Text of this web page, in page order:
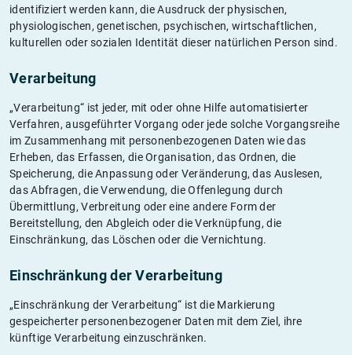
identifiziert werden kann, die Ausdruck der physischen,
physiologischen, genetischen, psychischen, wirtschaftlichen,
kulturellen oder sozialen Identität dieser natürlichen Person sind.
Verarbeitung
„Verarbeitung“ ist jeder, mit oder ohne Hilfe automatisierter
Verfahren, ausgeführter Vorgang oder jede solche Vorgangsreihe
im Zusammenhang mit personenbezogenen Daten wie das
Erheben, das Erfassen, die Organisation, das Ordnen, die
Speicherung, die Anpassung oder Veränderung, das Auslesen,
das Abfragen, die Verwendung, die Offenlegung durch
Übermittlung, Verbreitung oder eine andere Form der
Bereitstellung, den Abgleich oder die Verknüpfung, die
Einschränkung, das Löschen oder die Vernichtung.
Einschränkung der Verarbeitung
„Einschränkung der Verarbeitung“ ist die Markierung
gespeicherter personenbezogener Daten mit dem Ziel, ihre
künftige Verarbeitung einzuschränken.